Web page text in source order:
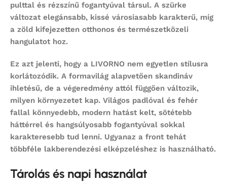
pulttal és rézszínű fogantyúval társul. A szürke
változat elegánsabb, kissé városiasabb karakterű, míg
a zöld kifejezetten otthonos és természetközeli
hangulatot hoz.
Ez azt jelenti, hogy a LIVORNO nem egyetlen stílusra
korlátozódik. A formavilág alapvetően skandináv
ihletésű, de a végeredmény attól függően változik,
milyen környezetet kap. Világos padlóval és fehér
fallal könnyedebb, modern hatást kelt, sötétebb
háttérrel és hangsúlyosabb fogantyúval sokkal
karakteresebb tud lenni. Ugyanaz a front tehát
többféle lakberendezési elképzeléshez is használható.
Tárolás és napi használat